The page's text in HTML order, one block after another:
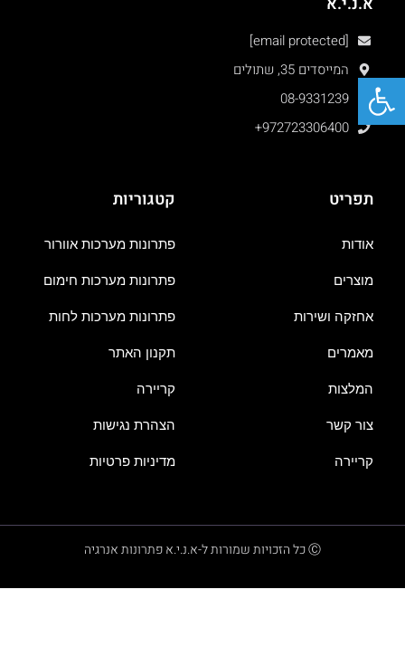
[email protected]
המייסדים 35, שתולים
08-9331239
+972723306400
תפריט
אודות
מוצרים
אחזקה ושירות
מאמרים
המלצות
צור קשר
קריירה
קטגוריות
פתרונות מערכות אוורור
פתרונות מערכות חימום
פתרונות מערכות לחות
תקנון האתר
קריירה
הצהרת נגישות
מדיניות פרטיות
Ⓒ כל הזכויות שמורות ל-א.נ.י.א פתרונות אנרגיה
פתח סרגל נגישות